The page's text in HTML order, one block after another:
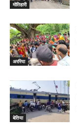
मोतिहारी
अररिया
बेतिया